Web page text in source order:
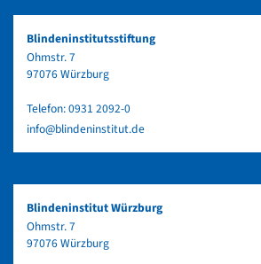
Blindeninstitutsstiftung
Ohmstr. 7
97076 Würzburg
Telefon:0931 2092-0
info@blindeninstitut.de
Blindeninstitut Würzburg
Ohmstr. 7
97076 Würzburg